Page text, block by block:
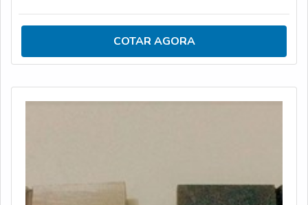
METALOGRAFIA DE MATERIAISA análise de
materiais, que são realizados com base em normas
internacionais e procedimentos internos padronizados
executadas na an
COTAR AGORA